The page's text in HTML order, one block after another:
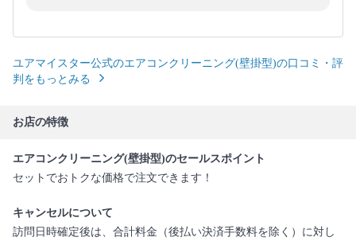
ユアマイスター公式のエアコンクリーニング(壁掛型)の口コミ・評
判をもっとみる
お店の特徴
エアコンクリーニング(壁掛型)のセールスポイント
セットでおトクな価格で注文できます！
キャンセルについて
訪問日時確定後は、合計料金（後払い決済手数料を除く）に対し